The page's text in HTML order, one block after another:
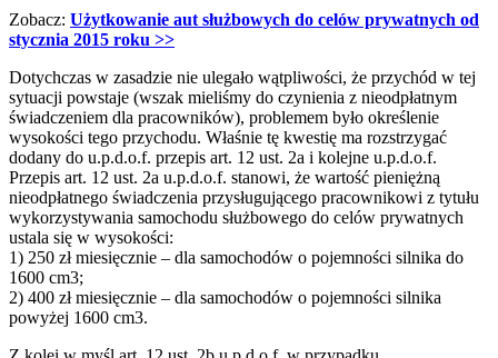
Zobacz: Użytkowanie aut służbowych do celów prywatnych od
stycznia 2015 roku >>
Dotychczas w zasadzie nie ulegało wątpliwości, że przychód w tej
sytuacji powstaje (wszak mieliśmy do czynienia z nieodpłatnym
świadczeniem dla pracowników), problemem było określenie
wysokości tego przychodu. Właśnie tę kwestię ma rozstrzygać
dodany do u.p.d.o.f. przepis art. 12 ust. 2a i kolejne u.p.d.o.f.
Przepis art. 12 ust. 2a u.p.d.o.f. stanowi, że wartość pieniężną
nieodpłatnego świadczenia przysługującego pracownikowi z tytułu
wykorzystywania samochodu służbowego do celów prywatnych
ustala się w wysokości:
1) 250 zł miesięcznie – dla samochodów o pojemności silnika do
1600 cm3;
2) 400 zł miesięcznie – dla samochodów o pojemności silnika
powyżej 1600 cm3.